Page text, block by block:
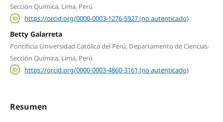
Sección Química, Lima, Perú
https://orcid.org/0000-0003-1276-5927 (no autenticado)
Betty Galarreta
Pontificia Universidad Católica del Perú, Departamento de Ciencias-
Sección Química, Lima, Perú
https://orcid.org/0000-0003-4860-3161 (no autenticado)
Resumen